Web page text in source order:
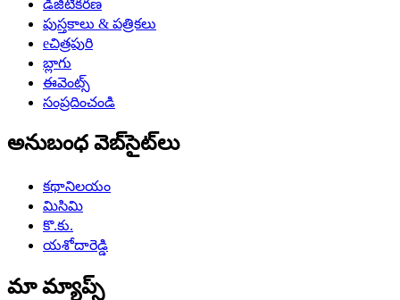
డిజిటీకరణ
పుస్తకాలు & పత్రికలు
eచిత్రపురి
బ్లాగు
ఈవెంట్స్
సంప్రదించండి
అనుబంధ వెబ్‌సైట్‌లు
కథానిలయం
మిసిమి
కొ.కు.
యశోదారెడ్డి
మా మ్యాప్స్